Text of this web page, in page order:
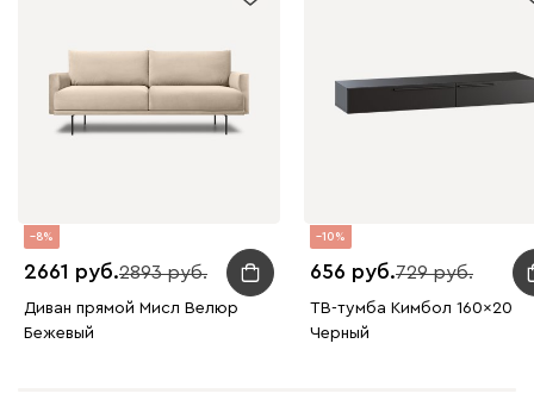
8
2661 2893
Диван прямой Мисл Велюр
Бежевый
10
656 729
ТВ-тумба Кимбол 160x20
Черный